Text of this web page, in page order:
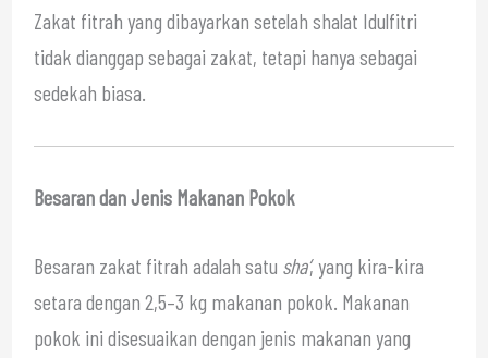
Zakat fitrah yang dibayarkan setelah shalat Idulfitri
tidak dianggap sebagai zakat, tetapi hanya sebagai
sedekah biasa.
Besaran dan Jenis Makanan Pokok
Besaran zakat fitrah adalah satu sha‘, yang kira-kira
setara dengan 2,5–3 kg makanan pokok. Makanan
pokok ini disesuaikan dengan jenis makanan yang